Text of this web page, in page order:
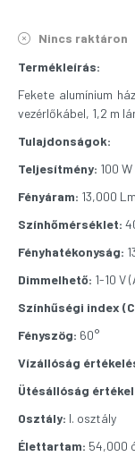
Nincs raktáron
Termékleírás:
Fekete alumínium
vezérlőkábel, 1,2 m
Tulajdonságok:
Teljesítmény: 100 W
Fényáram: 13,000 Lm
Színhőmérséklet:
Fényhatékonyság:
Dimmelhető: 1-10 V
Színhűségi index
Fényszög: 60°
Vízállóság
Ütésállóság
Osztály: I. osztály
Élettartam: 54,000